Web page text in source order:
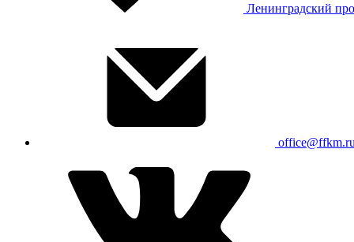
Ленинградский
office@ffkm.ru